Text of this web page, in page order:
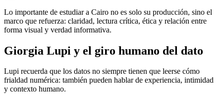
Lo importante de estudiar a Cairo no es solo su producción, sino el
marco que refuerza: claridad, lectura crítica, ética y relación entre
forma visual y verdad informativa.
Giorgia Lupi y el giro humano del dato
Lupi recuerda que los datos no siempre tienen que leerse cómo
frialdad numérica: también pueden hablar de experiencia, intimidad
y contexto humano.